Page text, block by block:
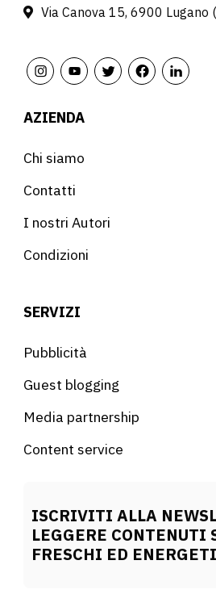
Via Canova 15, 6900 Lugano
AZIENDA
Chi siamo
Contatti
I nostri Autori
Condizioni
SERVIZI
Pubblicità
Guest blogging
Media partnership
Content service
ISCRIVITI ALLA
LEGGERE CONTENUTI
FRESCHI ED